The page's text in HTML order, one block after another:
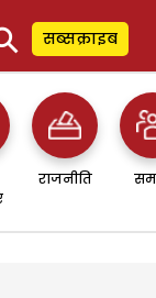
सब्सक्राइब
राजनीति